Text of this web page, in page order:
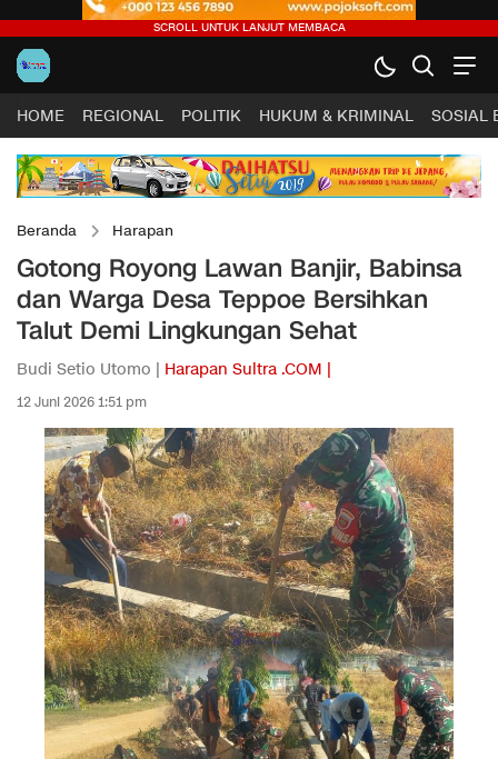
HOME REGIONAL POLITIK HUKUM & KRIMINAL SOSIAL
Beranda Harapan
Gotong Royong Lawan Banjir, Babinsa
dan Warga Desa Teppoe Bersihkan
Talut Demi Lingkungan Sehat
Budi Setio Utomo | Harapan Sultra .COM |
12 Juni 2026 1:51 pm